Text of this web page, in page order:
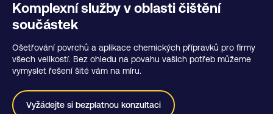
Komplexní služby v oblasti čištění
součástek
Ošetřování povrchů a aplikace chemických přípravků pro firmy
všech velikostí. Bez ohledu na povahu vašich potřeb můžeme
vymyslet řešení šité vám na míru.
Vyžádejte si bezplatnou konzultaci